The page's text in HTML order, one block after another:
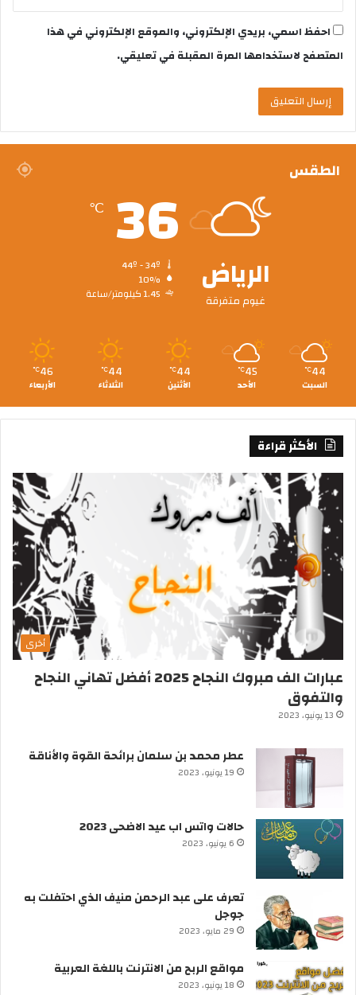
احفظ اسمي، بريدي الإلكتروني، والموقع الإلكتروني في هذا
المتصفح لاستخدامها المرة المقبلة في تعليقي.
الطقس
الرياض
غيوم متفرقة
36
℃
10%
1.45 كيلومتر/ساعة
44
℃
السبت
45
℃
الأحد
44
℃
الأثنين
44
℃
الثلاثاء
46
℃
الأربعاء
الأكثر قراءة
أخرى
عبارات الف مبروك النجاح 2025 أفضل تهاني النجاح
والتفوق
13 يونيو، 2023
عطر محمد بن سلمان برائحة القوة والأناقة
19 يونيو، 2023
حالات واتس اب عيد الاضحى 2023
6 يونيو، 2023
تعرف على عبد الرحمن منيف الذي احتفلت به
جوجل
29 مايو، 2023
مواقع الربح من الانترنت باللغة العربية
18 يونيو، 2023